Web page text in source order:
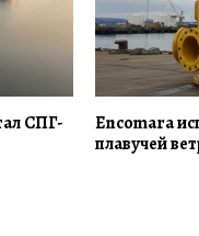
СПГ-
Encomara
плавучей